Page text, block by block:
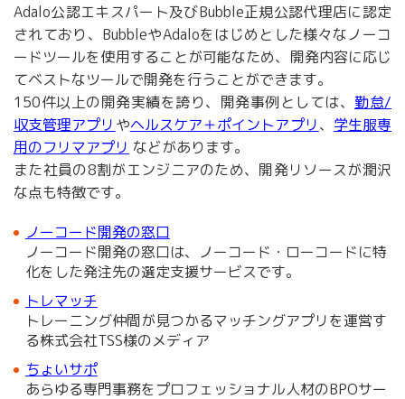
Adalo公認エキスパート及びBubble正規公認代理店に認定
されており、BubbleやAdaloをはじめとした様々なノーコ
ードツールを使用することが可能なため、開発内容に応じ
てベストなツールで開発を行うことができます。
150件以上の開発実績を誇り、開発事例としては、 勤怠/
収支管理アプリ やヘルスケア＋ポイントアプリ、 学生服専
用のフリマアプリ などがあります。
また社員の8割がエンジニアのため、開発リソースが潤沢
な点も特徴です。
ノーコード開発の窓口
ノーコード開発の窓口は、ノーコード・ローコードに特
化をした発注先の選定支援サービスです。
トレマッチ
トレーニング仲間が見つかるマッチングアプリを運営す
る株式会社TSS様のメディア
ちょいサポ
あらゆる専門事務をプロフェッショナル人材のBPOサー